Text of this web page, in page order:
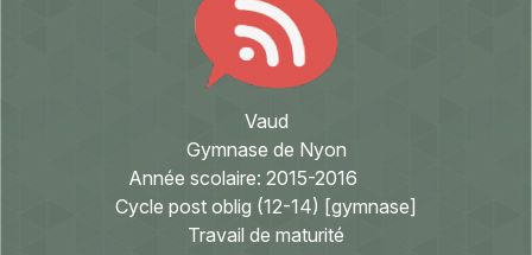
Vaud
Gymnase de Nyon
Année scolaire: 2015-2016
Cycle post oblig (12-14) [gymnase]
Travail de maturité